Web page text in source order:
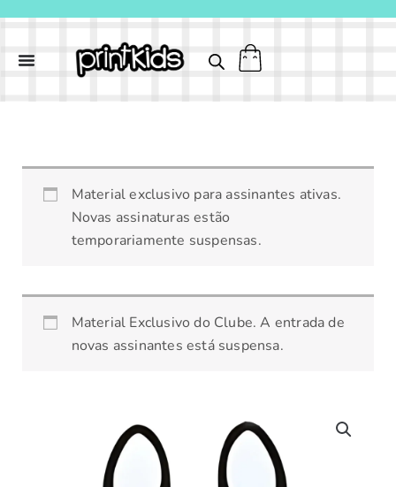
Material exclusivo para assinantes ativas.
Novas assinaturas estão
temporariamente suspensas.
Material Exclusivo do Clube. A entrada de
novas assinantes está suspensa.